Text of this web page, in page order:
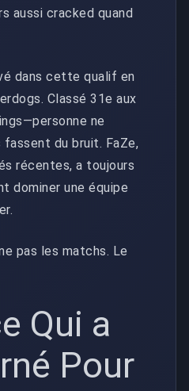
aussi cracked quand
dans cette qualif en
Classé 31e aux
ne
du bruit. FaZe,
récentes, a toujours
dominer une équipe
pas les matchs. Le
Qui a
Pour